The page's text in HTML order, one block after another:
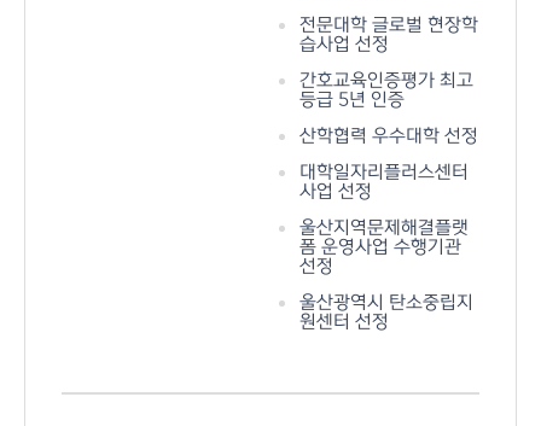
전문대학 글로벌 현장학
습사업 선정
간호교육인증평가 최고
등급 5년 인증
산학협력 우수대학 선정
대학일자리플러스센터
사업 선정
울산지역문제해결플랫
폼 운영사업 수행기관
선정
울산광역시 탄소중립지
원센터 선정